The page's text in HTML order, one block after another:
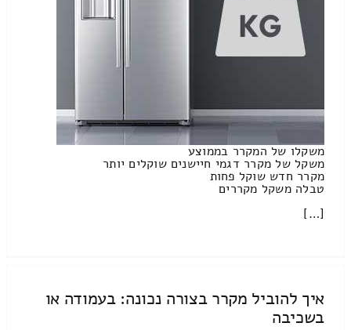
משקלו של המקרר בממוצע
משקל של מקרר דגמי חיישנים שוקלים יותר
מקרר חדש שוקל פחות
טבלה משקל מקררים
[…]
איך להוביל מקרר בצורה נכונה: בעמודה או
בשכיבה